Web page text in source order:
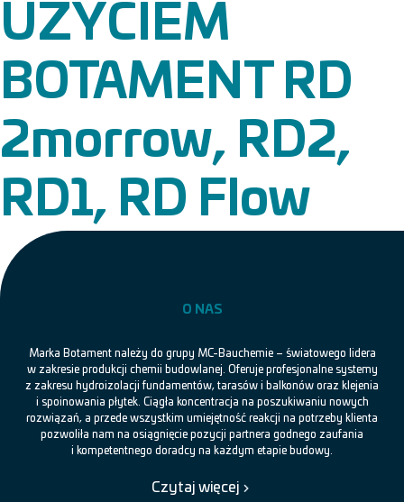
UŻYCIEM
BOTAMENT RD
2morrow, RD2,
RD1, RD Flow
O NAS
Marka Botament należy do grupy MC-Bauchemie – światowego lidera
w zakresie produkcji chemii budowlanej. Oferuje profesjonalne systemy
z zakresu hydroizolacji fundamentów, tarasów i balkonów oraz klejenia
i spoinowania płytek. Ciągła koncentracja na poszukiwaniu nowych
rozwiązań, a przede wszystkim umiejętność reakcji na potrzeby klienta
pozwoliła nam na osiągnięcie pozycji partnera godnego zaufania
i kompetentnego doradcy na każdym etapie budowy.
Czytaj więcej